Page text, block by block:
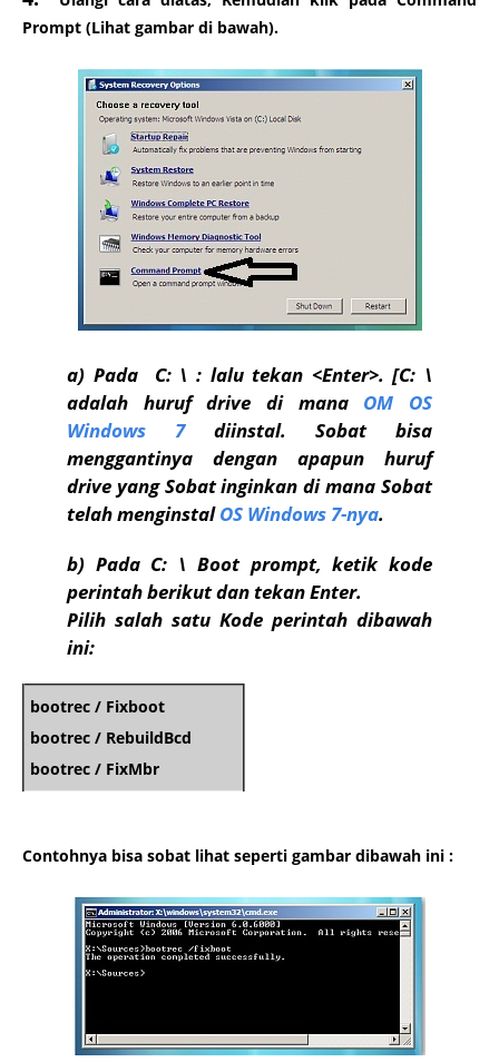
Prompt (Lihat gambar di bawah).
a) Pada C: \ : lalu tekan <Enter>. [C: \
adalah huruf drive di mana OM OS
Windows 7diinstal. Sobat bisa
menggantinya dengan apapun huruf
drive yang Sobat inginkan di mana Sobat
telah menginstalOS Windows 7-nya.
b) Pada C: \ Boot prompt, ketik kode
perintah berikut dan tekan Enter.
Pilih salah satu Kode perintah dibawah
ini:
bootrec / Fixboot
bootrec / RebuildBcd
bootrec / FixMbr
Contohnya bisa sobat lihat seperti gambar dibawah ini :